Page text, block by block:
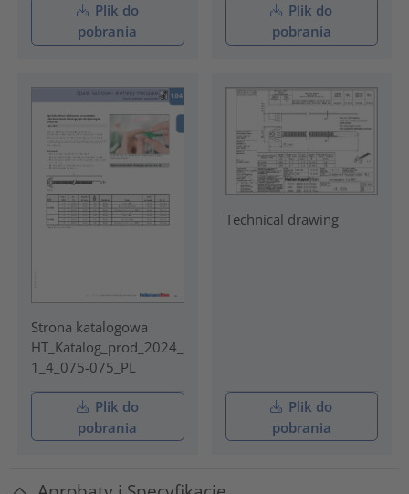
Plik do
pobrania
Plik do
pobrania
Strona katalogowa
HT_Katalog_prod_2024_
1_4_075-075_PL
Plik do
pobrania
Technical drawing
Plik do
pobrania